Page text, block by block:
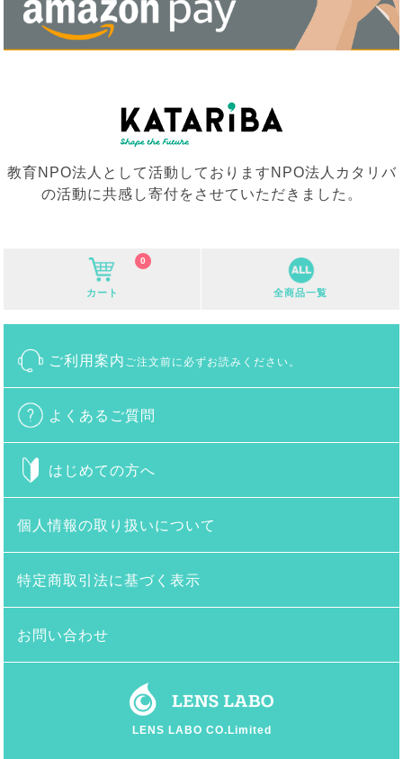
教育NPO法人として活動しておりますNPO法人カタリバ
の活動に共感し寄付をさせていただきました。
カート
0
全商品一覧
ご利用案内 ご注文前に必ずお読みください。
よくあるご質問
はじめての方へ
個人情報の取り扱いについて
特定商取引法に基づく表示
お問い合わせ
LENS LABO CO.Limited